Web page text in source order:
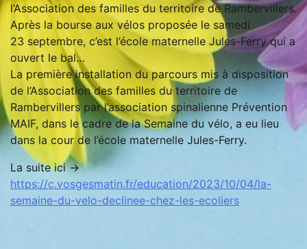
l’Association des familles du territoire de Rambervillers.
Après la bourse aux vélos proposée le samedi
23 septembre, c’est l’école maternelle Jules-Ferry qui a
ouvert le bal…
La première installation du parcours mis à disposition
de l’Association des familles du territoire de
Rambervillers par l’association spinalienne Prévention
MAIF, dans le cadre de la Semaine du vélo, a eu lieu
dans la cour de l’école maternelle Jules-Ferry.
La suite ici ->
https://c.vosgesmatin.fr/education/2023/10/04/la-
semaine-du-velo-declinee-chez-les-ecoliers